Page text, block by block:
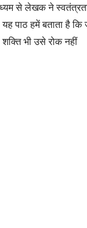
से लेखक ने
पाठ हमें बताता है कि
भी उसे रोक नहीं